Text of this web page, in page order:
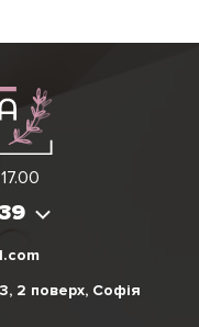
39
2 поверх, Софія